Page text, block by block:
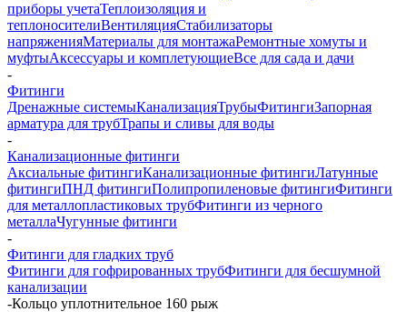
приборы учетаТеплоизоляция и
теплоносителиВентиляцияСтабилизаторы
напряженияМатериалы для монтажаРемонтные хомуты и
муфтыАксессуары и комплетующиеВсе для сада и дачи
-
Фитинги
Дренажные системыКанализацияТрубыФитингиЗапорная
арматура для трубТрапы и сливы для воды
-
Канализационные фитинги
Аксиальные фитингиКанализационные фитингиЛатунные
фитингиПНД фитингиПолипропиленовые фитингиФитинги
для металлопластиковых трубФитинги из черного
металлаЧугунные фитинги
-
Фитинги для гладких труб
Фитинги для гофрированных трубФитинги для бесшумной
канализации
-Кольцо уплотнительное 160 рыж